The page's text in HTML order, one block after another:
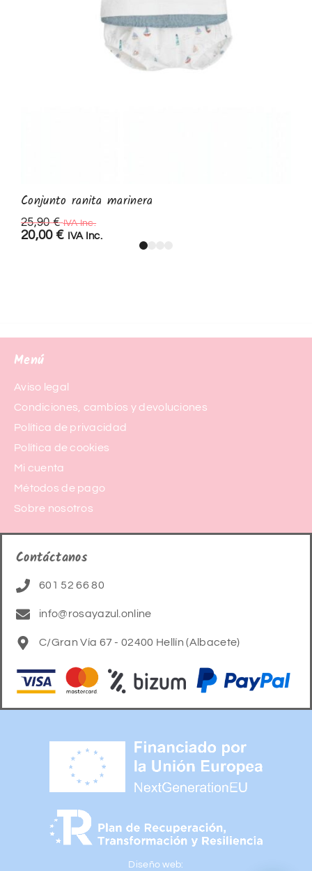
Conjunto ranita marinera
25,90€ IVA Inc.
20,00 € IVA Inc.
Menú
Aviso legal
Condiciones, cambios y devoluciones
Política de privacidad
Política de cookies
Mi cuenta
Métodos de pago
Sobre nosotros
Contáctanos
601 52 66 80
info@rosayazul.online
C/Gran Vía 67 - 02400 Hellín (Albacete)
Diseño web: